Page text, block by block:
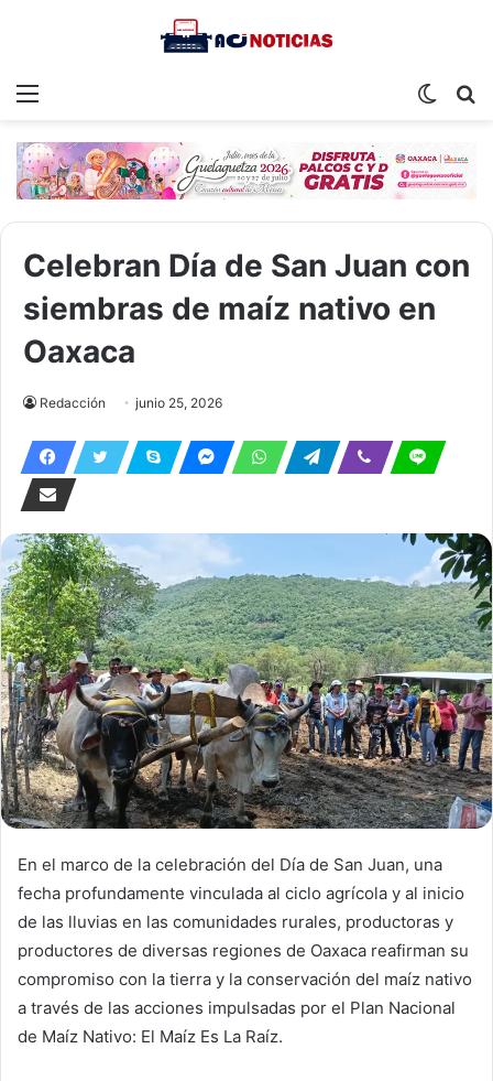
Menu
Switch
Celebran Día de San Juan con
siembras de maíz nativo en
Oaxaca
Redacción junio 25, 2026
En el marco de la celebración del Día de San Juan, una
fecha profundamente vinculada al ciclo agrícola y al inicio
de las lluvias en las comunidades rurales, productoras y
productores de diversas regiones de Oaxaca reafirman su
compromiso con la tierra y la conservación del maíz nativo
a través de las acciones impulsadas por el Plan Nacional
de Maíz Nativo: El Maíz Es La Raíz.